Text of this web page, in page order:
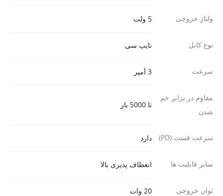
ولتاژ خروجی 5 ولت
نوع کابل تایپ سی
سرعت 3 آمپر
مقاوم در برابر خم
شدن
تا 5000 بار
سرعت فست (PD) دارد
سایر قابلیت ها انعطاف پذیری بالا
توان خروجی 20 وات